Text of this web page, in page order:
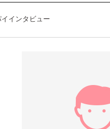
インタビュー